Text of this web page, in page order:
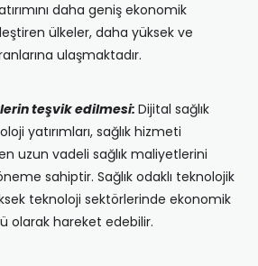
daha geniş ekonomik
ülkeler, daha yüksek ve
ulaşmaktadır.
teşvik edilmesi: Dijital sağlık
yatırımları, sağlık hizmeti
uzun vadeli sağlık maliyetlerini
sahiptir. Sağlık odaklı teknolojik
teknoloji sektörlerinde ekonomik
olarak hareket edebilir.